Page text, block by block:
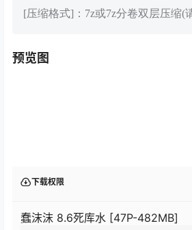
[压缩格式]：7z或7z分卷双层压缩(
预览图
下载权限
蠢沫沫 8.6死库水 [47P-482MB]